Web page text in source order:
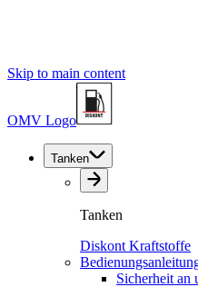
Skip to main content
OMV Logo
Tanken
Tanken
Diskont Kraftstoffe
Sicherheit an